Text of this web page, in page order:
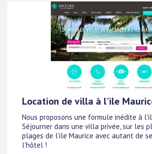
Location de villa à l'ile
Nous proposons une formule inédite à
Séjourner dans une villa privée, sur les
plages de l'ile Maurice avec autant de
l'hôtel !